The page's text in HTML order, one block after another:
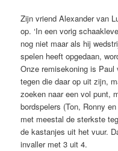
Zijn vriend Alexander van
op. ‘In een vorig
nog niet maar als hij
spelen heeft opgedaan,
Onze remisekoning is
tegen die daar op uit zijn,
zoeken naar een vol punt,
bordspelers (Ton, Ronny
met meestal de sterkste
de kastanjes uit het vuur.
invaller met 3 uit 4.